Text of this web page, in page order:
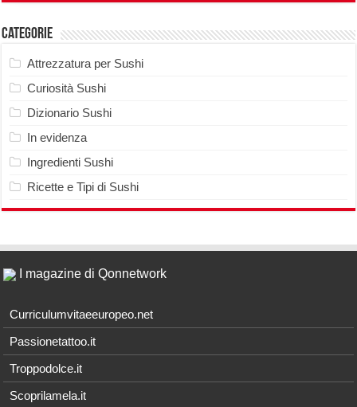
Categorie
Attrezzatura per Sushi
Curiosità Sushi
Dizionario Sushi
In evidenza
Ingredienti Sushi
Ricette e Tipi di Sushi
I magazine di Qonnetwork
Curriculumvitaeeuropeo.net
Passionetattoo.it
Troppodolce.it
Scoprilamela.it